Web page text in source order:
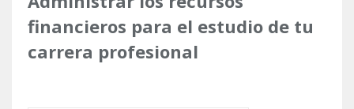
financieros para el estudio de tu
carrera profesional